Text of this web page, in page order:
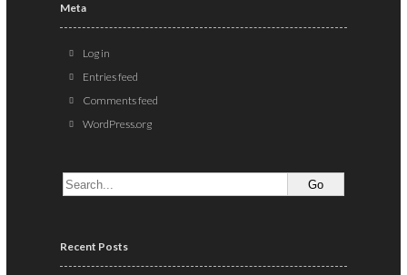
Meta
Log in
Entries feed
Comments feed
WordPress.org
Recent Posts